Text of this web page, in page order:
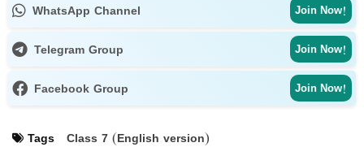
WhatsApp Channel Join Now!
Telegram Group Join Now!
Facebook Group Join Now!
Tags Class 7 (English version)